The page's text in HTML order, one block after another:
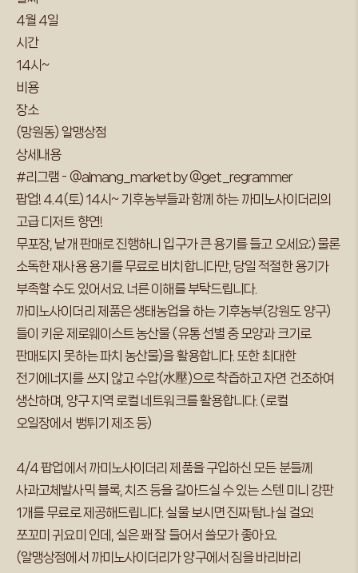
4월 4일
시간
14시~
비용
장소
(망원동) 알맹상점
상세내용
#리그램 - @almang_market by @get_regrammer
팝업! 4.4(토) 14시~ 기후농부들과 함께 하는 까미노사이더리의
고급 디저트 향연!
무포장, 낱개 판매로 진행하니 입구가 큰 용기를 들고 오세요:) 물론
소독한 재사용 용기를 무료로 비치합니다만, 당일 적절한 용기가
부족할 수도 있어서요. 너른 이해를 부탁드립니다.
까미노사이더리 제품은 생태농업을 하는 기후농부(강원도 양구)
들이 키운 제로웨이스트 농산물 (유통 선별 중 모양과 크기로
판매되지 못하는 파치 농산물)을 활용합니다. 또한 최대한
전기에너지를 쓰지 않고 수압(水壓)으로 착즙하고 자연 건조하여
생산하며, 양구 지역 로컬 네트워크를 활용합니다. (로컬
오일장에서 뻥튀기 제조 등)
4/4 팝업에서 까미노사이더리 제품을 구입하신 모든 분들께
사과고체발사믹 블록, 치즈 등을 갈아드실 수 있는 스텐 미니 강판
1개를 무료로 제공해드립니다. 실물 보시면 진짜 탐나실 걸요!
쪼꼬미 귀요미 인데, 실은 꽤 잘 들어서 쓸모가 좋아요.
(알맹상점에서 까미노사이더리가 양구에서 짐을 바리바리